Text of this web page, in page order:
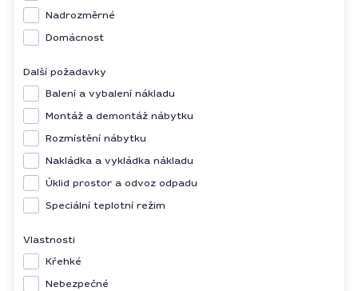
Nadrozměrné
Domácnost
Další požadavky
Balení a vybalení nákladu
Montáž a demontáž nábytku
Rozmístění nábytku
Nakládka a vykládka nákladu
Úklid prostor a odvoz odpadu
Speciální teplotní režim
Vlastnosti
Křehké
Nebezpečné